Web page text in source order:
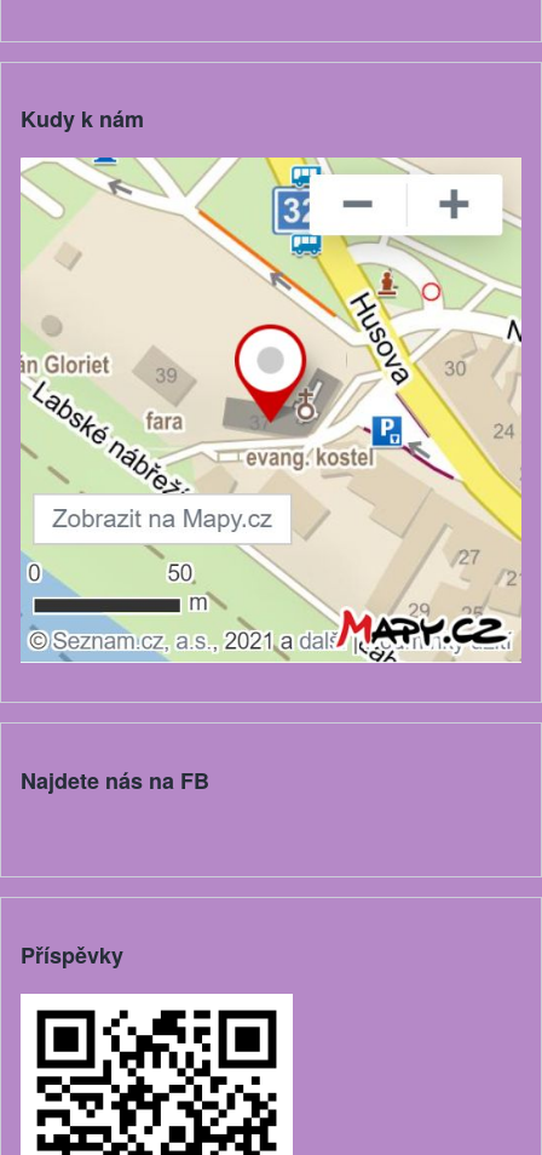
Kudy k nám
Najdete nás na FB
Příspěvky